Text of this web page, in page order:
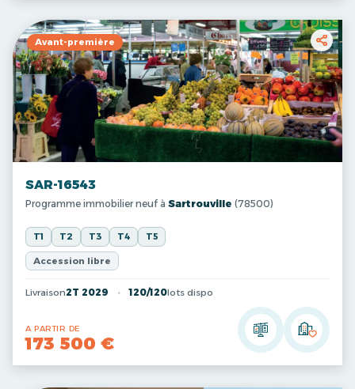
Avant-première
SAR-16543
Programme immobilier neuf à Sartrouville (78500)
T1 T2 T3 T4 T5
Accession libre
Livraison2T 2029 120/120lots dispo
A PARTIR DE
173 500 €